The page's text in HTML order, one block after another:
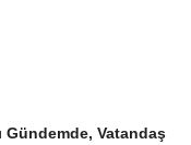
Gündemde, Vatandaş